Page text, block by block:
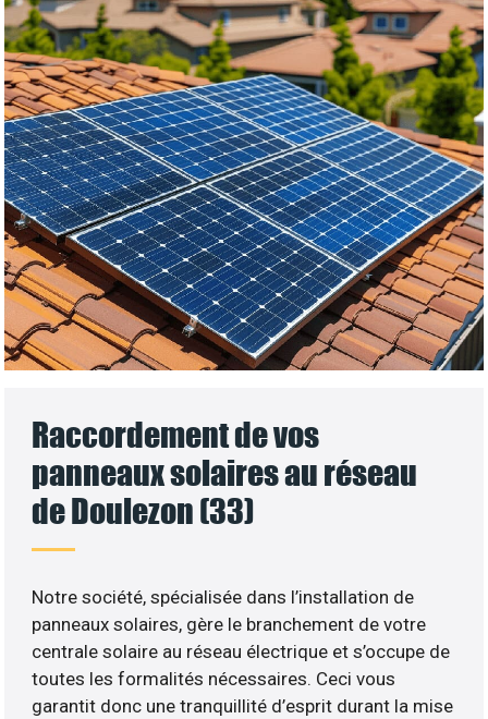
Raccordement de vos
panneaux solaires au réseau
de Doulezon (33)
Notre société, spécialisée dans l’installation de
panneaux solaires, gère le branchement de votre
centrale solaire au réseau électrique et s’occupe de
toutes les formalités nécessaires. Ceci vous
garantit donc une tranquillité d’esprit durant la mise